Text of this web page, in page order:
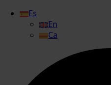
Es
En
Ca